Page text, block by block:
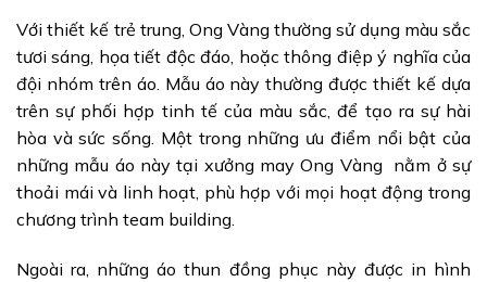
Với thiết kế trẻ trung, Ong Vàng thường sử dụng màu sắc
tươi sáng, họa tiết độc đáo, hoặc thông điệp ý nghĩa của
đội nhóm trên áo. Mẫu áo này thường được thiết kế dựa
trên sự phối hợp tinh tế của màu sắc, để tạo ra sự hài
hòa và sức sống. Một trong những ưu điểm nổi bật của
những mẫu áo này tại xưởng may Ong Vàng nằm ở sự
thoải mái và linh hoạt, phù hợp với mọi hoạt động trong
chương trình team building.
Ngoài ra, những áo thun đồng phục này được in hình